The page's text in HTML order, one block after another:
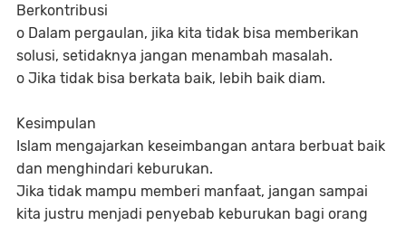
Berkontribusi
o Dalam pergaulan, jika kita tidak bisa memberikan
solusi, setidaknya jangan menambah masalah.
o Jika tidak bisa berkata baik, lebih baik diam.
Kesimpulan
Islam mengajarkan keseimbangan antara berbuat baik
dan menghindari keburukan.
Jika tidak mampu memberi manfaat, jangan sampai
kita justru menjadi penyebab keburukan bagi orang